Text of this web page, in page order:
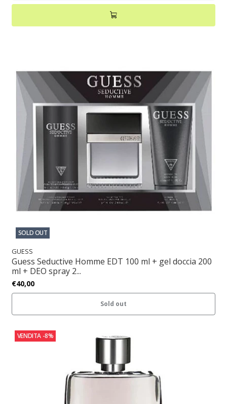
SOLD OUT
GUESS
Guess Seductive Homme EDT 100 ml + gel doccia 200
ml + DEO spray 2...
€40,00
Sold out
VENDITA -8%